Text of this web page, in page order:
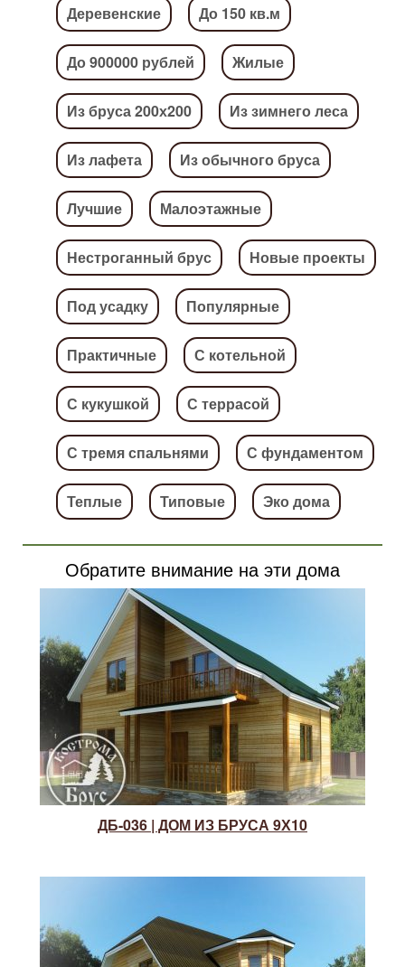
Деревенские До 150 кв.м
До 900000 рублей Жилые
Из бруса 200х200 Из зимнего леса
Из лафета Из обычного бруса
Лучшие Малоэтажные
Нестроганный брус Новые проекты
Под усадку Популярные
Практичные С котельной
С кукушкой С террасой
С тремя спальнями С фундаментом
Теплые Типовые Эко дома
Обратите внимание на эти дома
ДБ-036 | ДОМ ИЗ БРУСА 9Х10